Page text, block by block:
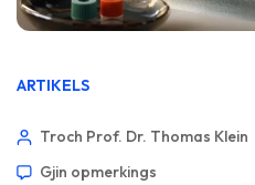
ARTIKELS
Troch Prof. Dr. Thomas Klein
Gjin opmerkings